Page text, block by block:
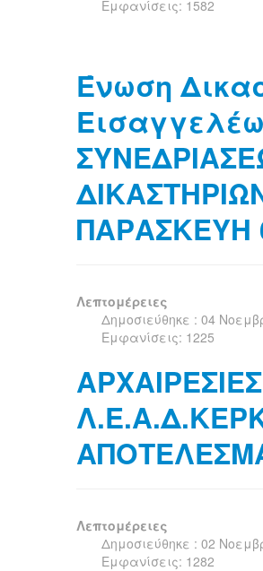
Εμφανίσεις: 1582
Ένωση
ΠΑΡΑΣΚΕΥΗ
Λεπτομέρειες
Δημοσιεύθηκε : 04
Εμφανίσεις: 1225
ΑΡΧΑΙΡΕΣΙΕΣ
Λεπτομέρειες
Δημοσιεύθηκε : 02
Εμφανίσεις: 1282